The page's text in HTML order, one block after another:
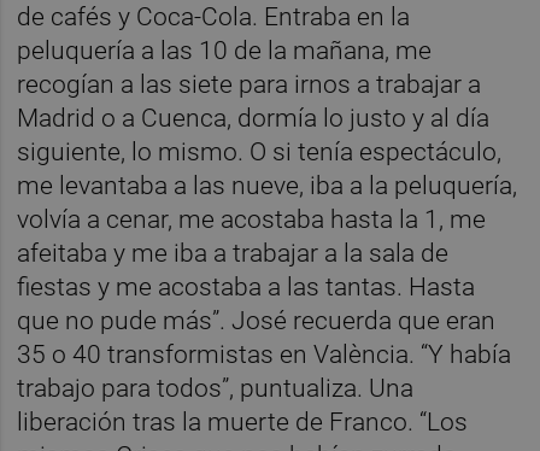
de cafés y Coca-Cola. Entraba en la
peluquería a las 10 de la mañana, me
recogían a las siete para irnos a trabajar a
Madrid o a Cuenca, dormía lo justo y al día
siguiente, lo mismo. O si tenía espectáculo,
me levantaba a las nueve, iba a la peluquería,
volvía a cenar, me acostaba hasta la 1, me
afeitaba y me iba a trabajar a la sala de
fiestas y me acostaba a las tantas. Hasta
que no pude más”. José recuerda que eran
35 o 40 transformistas en València. “Y había
trabajo para todos”, puntualiza. Una
liberación tras la muerte de Franco. “Los